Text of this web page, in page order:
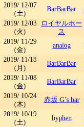
2019/ 12/07
(土)
BarBarBar
2019/ 12/03
(火)
ロイヤルホー
ス
2019/ 11/29
(金)
analog
2019/ 11/18
(月)
BarBarBar
2019/ 11/08
(金)
BarBarBar
2019/ 10/24
(木)
赤坂 G’s bar
2019/ 10/19
(土)
hyphen